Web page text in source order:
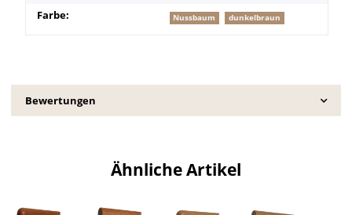
Farbe: Nussbaum dunkelbraun
Bewertungen
Ähnliche Artikel